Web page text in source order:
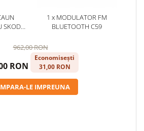
SKODA
1 x MODULATOR FM
BLUETOOTH C59
962,00 RON
RON
Economisești
31,00 RON
LE IMPREUNA